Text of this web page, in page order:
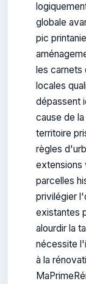
globale
pic
les
locales
dépassent
cause de
territoire
règles
extensions
parcelles
privilégier
existantes
alourdir la
nécessite
à la